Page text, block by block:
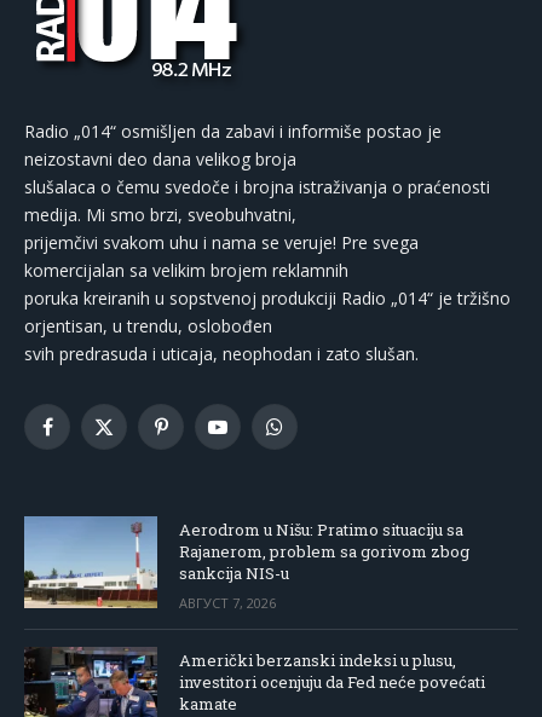
Radio „014“ osmišljen da zabavi i informiše postao je
neizostavni deo dana velikog broja
slušalaca o čemu svedoče i brojna istraživanja o praćenosti
medija. Mi smo brzi, sveobuhvatni,
prijemčivi svakom uhu i nama se veruje! Pre svega
komercijalan sa velikim brojem reklamnih
poruka kreiranih u sopstvenoj produkciji Radio „014“ je tržišno
orjentisan, u trendu, oslobođen
svih predrasuda i uticaja, neophodan i zato slušan.
Facebook
X
PinterestYouTubeWhatsApp
Aerodrom u Nišu: Pratimo situaciju sa
Rajanerom, problem sa gorivom zbog
sankcija NIS-u
АВГУСТ 7, 2026
Američki berzanski indeksi u plusu,
investitori ocenjuju da Fed neće povećati
kamate